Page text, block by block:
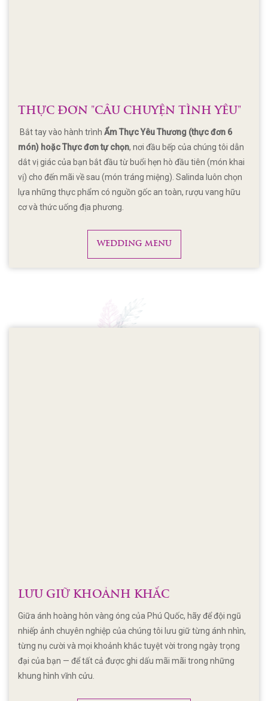
THỰC ĐƠN "CÂU CHUYỆN TÌNH YÊU"
Bắt tay vào hành trình Ẩm Thực Yêu Thương (thực đơn 6
món) hoặc Thực đơn tự chọn, nơi đầu bếp của chúng tôi dẫn
dắt vị giác của bạn bắt đầu từ buổi hẹn hò đầu tiên (món khai
vị) cho đến mãi về sau (món tráng miệng). Salinda luôn chọn
lựa những thực phẩm có nguồn gốc an toàn, rượu vang hữu
cơ và thức uống địa phương.
WEDDING MENU
LƯU GIỮ KHOẢNH KHẮC
Giữa ánh hoàng hôn vàng óng của Phú Quốc, hãy để đội ngũ
nhiếp ảnh chuyên nghiệp của chúng tôi lưu giữ từng ánh nhìn,
từng nụ cười và mọi khoảnh khắc tuyệt vời trong ngày trọng
đại của bạn — để tất cả được ghi dấu mãi mãi trong những
khung hình vĩnh cửu.